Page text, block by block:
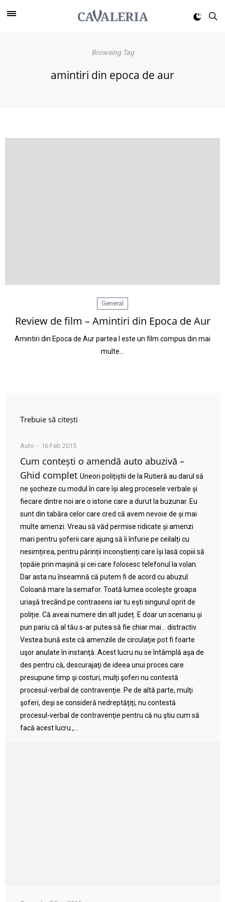
Browsing Tag
amintiri din epoca de aur
General
Review de film – Amintiri din Epoca de Aur
Amintiri din Epoca de Aur partea I este un film compus din mai
multe…
Trebuie să citești
Auto 16 Feb 2015
Cum contești o amendă auto abuzivă –
Ghid complet Uneori polițiștii de la Rutieră au darul să
ne șocheze cu modul în care își aleg procesele verbale și
fiecare dintre noi are o istorie care a durut la buzunar. Eu
sunt din tabăra celor care cred că avem nevoie de și mai
multe amenzi. Vreau să văd permise ridicate și amenzi
mari pentru șoferii care ajung să îi înfurie pe ceilalți cu
nesimțirea, pentru părinții inconștienți care își lasă copiii să
țopăie prin mașină și cei care folosesc telefonul la volan.
Dar asta nu înseamnă că putem fi de acord cu abuzul.
Coloană mare la semafor. Toată lumea ocolește groapa
uriașă trecând pe contrasens iar tu ești singurul oprit de
poliție. Că aveai numere din alt județ. E doar un scenariu și
pun pariu că al tău s-ar putea să fie chiar mai… distractiv.
Vestea bună este că amenzile de circulaţie pot fi foarte
uşor anulate în instanţă. Acest lucru nu se întâmplă aşa de
des pentru că, descurajaţi de ideea unui proces care
presupune timp şi costuri, mulţi şoferi nu contestă
procesul-verbal de contravenţie. Pe de altă parte, mulţi
şoferi, deşi se consideră nedreptăţiţi, nu contestă
procesul-verbal de contravenţie pentru că nu ştiu cum să
facă acest lucru.,...